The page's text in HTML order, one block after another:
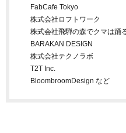
FabCafe Tokyo
株式会社ロフトワーク
株式会社飛騨の森でクマは踊
BARAKAN DESIGN
株式会社テクノラボ
T2T Inc.
BloombroomDesign など